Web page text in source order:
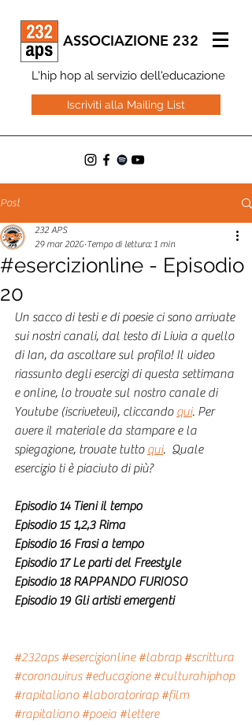
ASSOCIAZIONE 232
L'hip hop al servizio dell'educazione
Iscriviti alla Mailing List
Post
#esercizionline - Episodio
20
232 APS
29 mar 2020 Tempo di lettura: 1 min
Un sacco di testi e di poesie ci sono arrivate
sui nostri canali, dal testo di Livia a quello
di Ian, da ascoltare sul profilo! Il video
riassunto degli esercizi di questa settimana
e online, lo trovate sul nostro canale di
Youtube (iscrivetevi), cliccando qui. Per
avere il materiale da stampare e la
spiegazione, trovate tutto qui.  Quale
esercizio ti è piaciuto di più?
Episodio 14 Tieni il tempo
Episodio 15 1,2,3 Rima
Episodio 16 Frasi a tempo
Episodio 17 Le parti del Freestyle
Episodio 18 RAPPANDO FURIOSO
Episodio 19 Gli artisti emergenti
#232aps #esercizionline #labrap #scrittura
#coronavirus #educazione #culturahiphop
#rapitaliano #laboratorirap #film
#rapitaliano #poeia #lettere